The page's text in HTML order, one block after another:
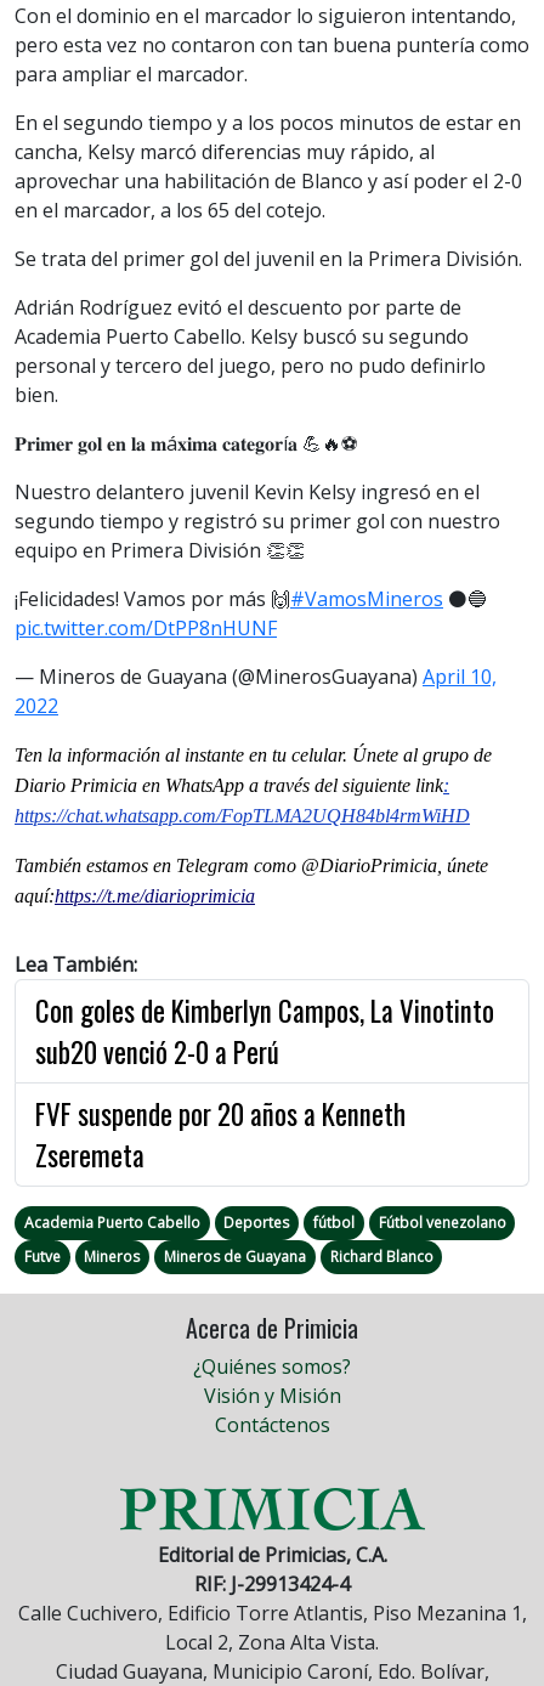
Con el dominio en el marcador lo siguieron intentando,
pero esta vez no contaron con tan buena puntería como
para ampliar el marcador.
En el segundo tiempo y a los pocos minutos de estar en
cancha, Kelsy marcó diferencias muy rápido, al
aprovechar una habilitación de Blanco y así poder el 2-0
en el marcador, a los 65 del cotejo.
Se trata del primer gol del juvenil en la Primera División.
Adrián Rodríguez evitó el descuento por parte de
Academia Puerto Cabello. Kelsy buscó su segundo
personal y tercero del juego, pero no pudo definirlo
bien.
𝐏𝐫𝐢𝐦𝐞𝐫 𝐠𝐨𝐥 𝐞𝐧 𝐥𝐚 𝐦á𝐱𝐢𝐦𝐚 𝐜𝐚𝐭𝐞𝐠𝐨𝐫í𝐚 💪🔥⚽
Nuestro delantero juvenil Kevin Kelsy ingresó en el
segundo tiempo y registró su primer gol con nuestro
equipo en Primera División 👏👏
¡Felicidades! Vamos por más 🙌#VamosMineros ⚫🔵
pic.twitter.com/DtPP8nHUNF
— Mineros de Guayana (@MinerosGuayana) April 10,
2022
Ten la información al instante en tu celular. Únete al grupo de
Diario Primicia en WhatsApp a través del siguiente link:
https://chat.whatsapp.com/FopTLMA2UQH84bl4rmWiHD
También estamos en Telegram como @DiarioPrimicia, únete
aquí:https://t.me/diarioprimicia
Lea También:
Con goles de Kimberlyn Campos, La Vinotinto
sub20 venció 2-0 a Perú
FVF suspende por 20 años a Kenneth
Zseremeta
Academia Puerto Cabello Deportes fútbol
Fútbol venezolano
Futve
Mineros Mineros de Guayana Richard Blanco
Acerca de Primicia
¿Quiénes somos?
Visión y Misión
Contáctenos
Editorial de Primicias, C.A.
RIF: J-29913424-4
Calle Cuchivero, Edificio Torre Atlantis, Piso Mezanina 1,
Local 2, Zona Alta Vista.
Ciudad Guayana, Municipio Caroní, Edo. Bolívar,